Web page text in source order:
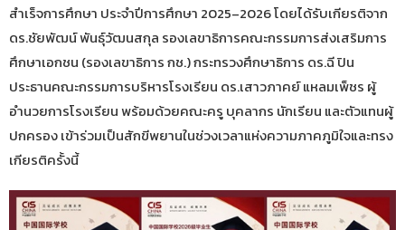
สำเร็จการศึกษา ประจำปีการศึกษา 2025–2026 โดยได้รับเกียรติจาก
ดร.ชัยพัฒน์ พันธุ์วัฒนสกุล รองเลขาธิการคณะกรรมการส่งเสริมการ
ศึกษาเอกชน (รองเลขาธิการ กช.) กระทรวงศึกษาธิการ ดร.ฉี ปิน
ประธานคณะกรรมการบริหารโรงเรียน ดร.เสาวภาคย์ แหลมเพ็ชร ผู้
อำนวยการโรงเรียน พร้อมด้วยคณะครู บุคลากร นักเรียน และตัวแทนผู้
ปกครอง เข้าร่วมเป็นสักขีพยานในช่วงเวลาแห่งความภาคภูมิใจและทรง
เกียรติครั้งนี้